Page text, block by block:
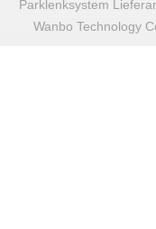
Parklenksystem
Wanbo Technology